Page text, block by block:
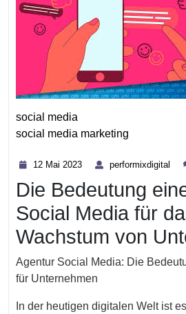
social media
social media marketing
12 Mai 2023
2023
performixdigital
Die Bedeutung
Social Media für
Wachstum von
Agentur Social Media: Die
für Unternehmen
In der heutigen digitalen Welt ist